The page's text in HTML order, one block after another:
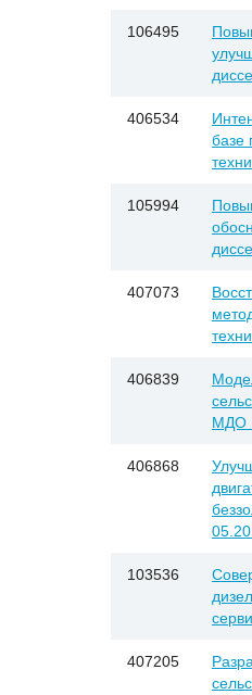
106495
406534
базе
105994
407073
406839
МДО :
406868
103536
407205